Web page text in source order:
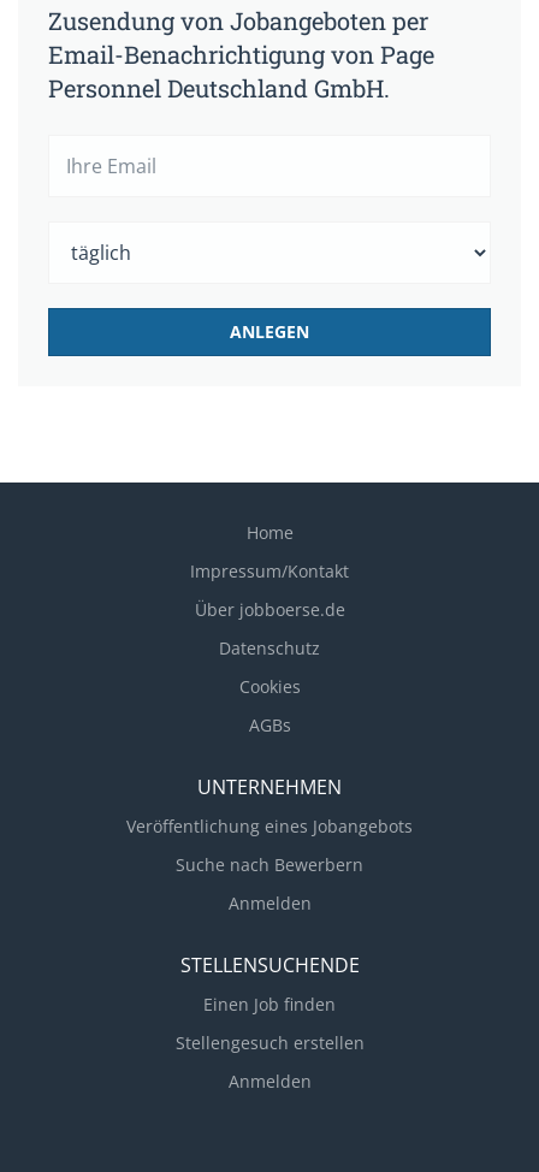
Zusendung von Jobangeboten per
Email-Benachrichtigung von Page
Personnel Deutschland GmbH.
Home
Impressum/Kontakt
Über jobboerse.de
Datenschutz
Cookies
AGBs
UNTERNEHMEN
Veröffentlichung eines Jobangebots
Suche nach Bewerbern
Anmelden
STELLENSUCHENDE
Einen Job finden
Stellengesuch erstellen
Anmelden